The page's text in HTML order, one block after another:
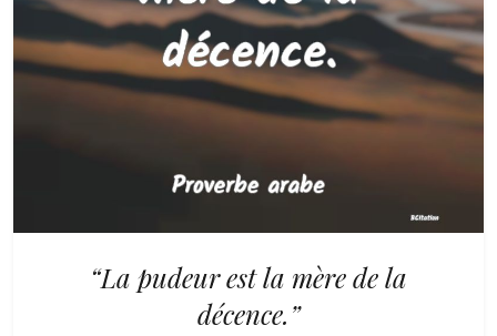
“La pudeur est la mère de la
décence.”